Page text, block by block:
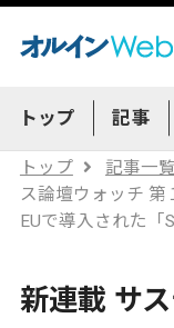
トップ 記事
トップ 記事一
ス論壇ウォッチ 第
EUで導入された「
新連載 サ